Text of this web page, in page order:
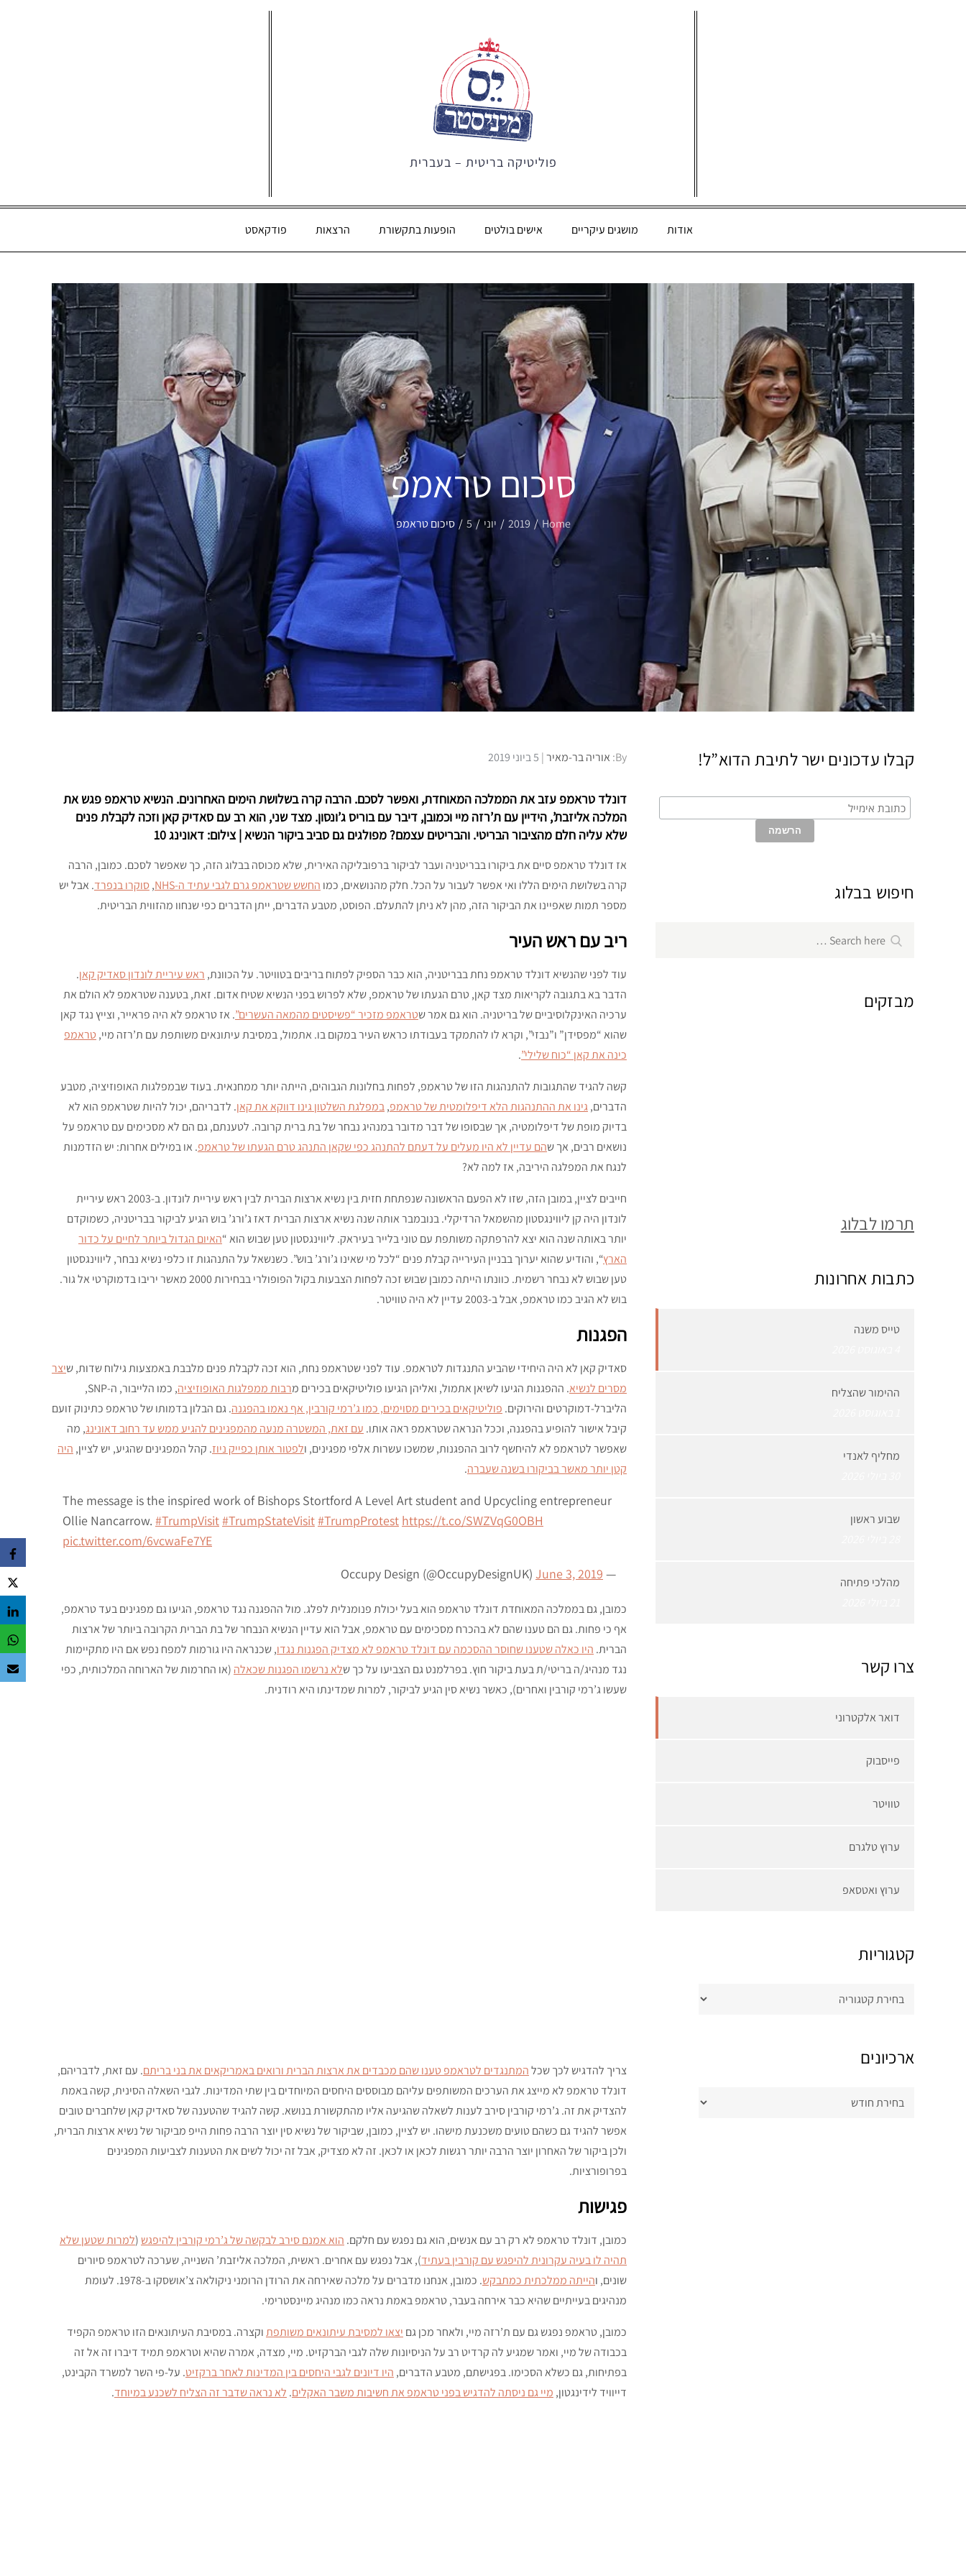
פוליטיקה בריטית – בעברית
אודות מושגים עיקריים אישים בולטים הופעות בתקשורת הרצאות פודקאסט
סיכום טראמפ
Home
2019 יוני 5 סיכום טראמפ
By: אוריה בר-מאיר Posted
5 ביוני 2019
דונלד טראמפ עזב את הממלכה המאוחדת, ואפשר לסכם. הרבה קרה בשלושת הימים האחרונים. הנשיא טראמפ פגש את
המלכה אליזבת’, הידיין עם ת’רזה מיי וכמובן, דיבר עם בוריס ג’ונסון. מצד שני, הוא רב עם סאדיק קאן וזכה לקבלת פנים
שלא עליה חלם מהציבור הבריטי. והבריטים עצמם? מפולגים גם סביב ביקור הנשיא | צילום: דאונינג 10
אז דונלד טראמפ סיים את ביקורו בבריטניה ועבר לביקור ברפובליקה האירית, שלא מכוסה בבלוג הזה, כך שאפשר לסכם. כמובן, הרבה
קרה בשלושת הימים הללו ואי אפשר לעבור על הכל. חלק מהנושאים, כמו החשש שטראמפ גרם לגבי עתיד ה-NHS ,סוקרו בנפרד. אבל יש
מספר תמות שאפיינו את הביקור הזה, מהן לא ניתן להתעלם. הפוסט, מטבע הדברים, ייתן הדברים כפי שנחוו מהזווית הבריטית.
ריב עם ראש העיר
עוד לפני שהנשיא דונלד טראמפ נחת בבריטניה, הוא כבר הספיק לפתוח בריבים בטוויטר. על הכוונת, ראש עיריית לונדון סאדיק קאן.
הדבר בא בתגובה לקריאות מצד קאן, טרם הגעתו של טראמפ, שלא לפרוש בפני הנשיא שטיח אדום. זאת, בטענה שטראמפ לא הולם את
ערכיה האינקלוסיביים של בריטניה. הוא גם אמר שטראמפ מזכיר “פשיסטים מהמאה העשרים”. אז טראמפ לא היה פראייר, וצייץ נגד קאן
שהוא “מפסידן” ו”נבזי”, וקרא לו להתמקד בעבודתו כראש העיר במקום בו. אתמול, במסיבת עיתונאים משותפת עם ת’רזה מיי,טראמפ
כינה את קאן “כוח שלילי”.
קשה להגיד שהתגובות להתנהגות הזו של טראמפ, לפחות בחלונות הגבוהים, הייתה יותר ממחנאית. בעוד שבמפלגות האופוזיציה, מטבע
הדברים, גינו את ההתנהגות הלא דיפלומטית של טראמפ,במפלגת השלטון גינו דווקא את קאן. לדבריהם, יכול להיות שטראמפ הוא לא
בדיוק מופת של דיפלומטיה, אך שבסופו של דבר מדובר במנהיג נבחר של בת ברית קרובה. לטענתם, גם הם לא מסכימים עם טראמפ על
נושאים רבים, אך שהם עדיין לא היו מעלים על דעתם להתנהג כפי שקאן התנהג טרם הגעתו של טראמפ. או במילים אחרות: יש הזדמנות
לנגח את המפלגה היריבה, אז למה לא?
חייבים לציין, במובן הזה, שזו לא הפעם הראשונה שנפתחת חזית בין נשיא ארצות הברית לבין ראש עיריית לונדון. ב-2003 ראש עיריית
לונדון היה קן ליווינגסטון מהשמאל הרדיקלי. בנובמבר אותה שנה נשיא ארצות הברית דאז ג’ורג’ בוש הגיע לביקור בבריטניה, כשמוקדם
יותר באותה שנה הוא יצא להרפתקה משותפת עם טוני בלייר בעיראק. ליווינגסטון טען שבוש הוא “האיום הגדול ביותר לחיים על כדור
הארץ“, והודיע שהוא יערוך בבניין העירייה קבלת פנים “לכל מי שאינו ג’ורג’ בוש”. כשנשאל על התנהגות זו כלפי נשיא נבחר, ליווינגסטון
טען שבוש לא נבחר רשמית. כוונתו הייתה כמובן שבוש זכה לפחות הצבעות בקול הפופולרי בבחירות 2000 מאשר יריבו בדמוקרטי אל גור.
בוש לא הגיב כמו טראמפ, אבל ב-2003 עדיין לא היה טוויטר.
הפגנות
סאדיק קאן לא היה היחידי שהביע התנגדות לטראמפ. עוד לפני שטראמפ נחת, הוא זכה לקבלת פנים מלבבת באמצעות גילוח שדות, שיצר
מסרים לנשיא. ההפגנות הגיעו לשיאן אתמול, ואליהן הגיעו פוליטיקאים בכירים מרבות ממפלגות האופוזיציה
, כמו הלייבור, ה-SNP,
הליברל-דמוקרטים והירוקים. פוליטיקאים בכירים מסוימים, כמו ג’רמי קורבין, אף נאמו בהפגנה. גם הבלון בדמותו של טראמפ כתינוק זועם
קיבל אישור להופיע בהפגנה, וככל הנראה שטראמפ ראה אותו. עם זאת, המשטרה מנעה מהמפגינים להגיע ממש עד רחוב דאונינג, מה
שאפשר לטראמפ לא להיחשף לרוב ההפגנות, שמשכו עשרות אלפי מפגינים, ולפטור אותן כפייק ניוז. קהל המפגינים שהגיע, יש לציין, היה
קטן יותר מאשר בביקורו בשנה שעברה.
The message is the inspired work of Bishops Stortford A Level Art student and Upcycling entrepreneur
Ollie Nancarrow. #TrumpVisit#TrumpStateVisit#TrumpProtest https://t.co/SWZVqG0OBH
pic.twitter.com/6vcwaFe7YE
— Occupy Design (@OccupyDesignUK)
June 3, 2019
כמובן, גם בממלכה המאוחדת דונלד טראמפ הוא בעל יכולת פנומנלית לפלג. מול ההפגנה נגד טראמפ, הגיעו גם מפגינים בעד טראמפ,
אף כי פחות. גם הם טענו שהם לא בהכרח מסכימים עם טראמפ, אבל הוא עדיין הנשיא הנבחר של בת הברית הקרובה ביותר של ארצות
הברית. היו כאלה שטענו שחוסר ההסכמה עם דונלד טראמפ לא מצדיק הפגנות נגדו, שכנראה היו גורמות למפח נפש אם היו מתקיימות
נגד מנהיג/ה בריטי/ת בעת ביקור חוץ. בפרלמנט גם הצביעו על כך שלא נרשמו הפגנות שכאלה (או החרמות של הארוחה המלכותית, כפי
שעשו ג’רמי קורבין ואחרים), כאשר נשיא סין הגיע לביקור, למרות שמדינתו היא רודנית.
צריך להדגיש לכך שכלהמתנגדים לטראמפ טענו שהם מכבדים את ארצות הברית ורואים באמריקאים את בני בריתם. עם זאת, לדבריהם,
דונלד טראמפ לא מייצג את הערכים המשותפים עליהם מבוססים היחסים המיוחדים בין שתי המדינות. לגבי השאלה הסינית, קשה באמת
להצדיק את זה. ג’רמי קורבין סירב לענות לשאלה שהגיעה אליו מהתקשורת בנושא. קשה להגיד שהטענה של סאדיק קאן שלחברים טובים
אפשר להגיד גם כשהם טועים משכנעת מישהו. יש לציין, כמובן, שביקור של נשיא סין יוצר הרבה פחות הייפ מביקור של נשיא ארצות הברית,
ולכן ביקור של האחרון יוצר הרבה יותר רגשות לכאן או לכאן. זה לא מצדיק, אבל זה יכול לשים את הטענות לצביעות המפגינים
בפרופורציות.
פגישות
כמובן, דונלד טראמפ לא רק רב עם אנשים, הוא גם נפגש עם חלקם. הוא אמנם סירב לבקשה של ג’רמי קורבין להיפגש(למרות שטען שלא
תהיה לו בעיה עקרונית להיפגש עם קורבין בעתיד), אבל נפגש עם אחרים. ראשית, המלכה אליזבת’ השנייה, שערכה לטראמפ סיורים
שונים, והייתה ממלכתית כמתבקש
. כמובן, אנחנו מדברים על מלכה שאירחה את הרודן הרומני ניקולאה צ’אושסקו ב-1978. לעומת
מנהיגים בעייתיים שהיא כבר אירחה בעבר, טראמפ באמת נראה כמו מנהיג מיינסטרימי.
כמובן, טראמפ נפגש גם עם ת’רזה מיי, ולאחר מכן גם יצאו למסיבת עיתונאים משותפתוקצרה. במסיבת העיתונאים הזו טראמפ הקפיד
בכבודה של מיי, ואמר שמגיע לה קרדיט רב על הניסיונות שלה לגבי הברקזיט. מיי, מצדה, אמרה שהיא וטראמפ תמיד דיברו זה אל זה
בפתיחות, גם כשלא הסכימו. בפגישתם, מטבע הדברים, היו דיונים לגבי היחסים בין המדינות לאחר ברקזיט. על-פי השר למשרד הקבינט,
דייוויד לידינגטון, מיי גם ניסתה להדגיש בפני טראמפ את חשיבות משבר האקלים. לא נראה שדבר זה הצליח לשכנע במיוחד.
קבלו עדכונים ישר לתיבת הדוא”ל!
חיפוש בבלוג
for:
Search
מבזקים
תרמו לבלוג
כתבות אחרונות
טייס משנה
ההימור שהצליח
מחליף לאנדי
שבוע ראשון
מהלכי פתיחה
צרו קשר
דואר אלקטרוני
פייסבוק
טוויטר
ערוץ טלגרם
ערוץ ואטסאפ
קטגוריות
ארכיונים